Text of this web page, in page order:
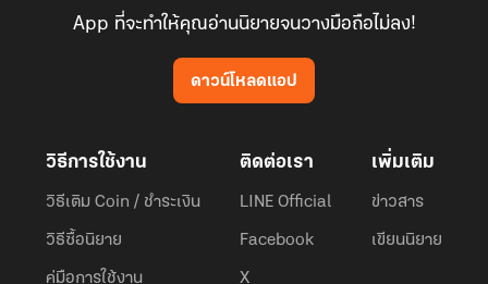
App ที่จะทำให้คุณอ่านนิยายจนวางมือถือไม่ลง!
ดาวน์โหลดแอป
วิธีการใช้งาน
วิธีเติม Coin / ชำระเงิน
วิธีซื้อนิยาย
คู่มือการใช้งาน
ติดต่อเรา
LINE Official
Facebook
X
เพิ่มเติม
ข่าวสาร
เขียนนิยาย